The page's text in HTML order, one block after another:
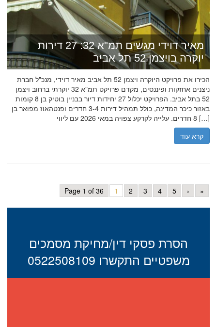
מאיר דוידי מגשים תמ"א 32: 27 דירות
יוקרה בויצמן 52 תל אביב
הכירו את פרויקט היוקרה ויצמן 52 תל אביב מאיר דוידי, מנכ"ל חברת
ניצנים אחזקות ופיננסים, מקדם פרויקט תמ"א 32 יוקרתי ברחוב ויצמן
52 בתל אביב. הפרויקט יכלול 27 יחידות דיור בבניין בוטיק בן 8 קומות
באזור כיכר המדינה, כולל תמהיל דירות 3-4 חדרים ופנטהאוז מפואר בן
8 חדרים. עלייה לקרקע צפויה במאי 2026 עם ליווי […]
קרא עוד
Page 1 of 36 1 2 3 4 5 › »
הסרת פסקי דין/מחיקת מסמכים
משפטיים התקשרו 0522508109